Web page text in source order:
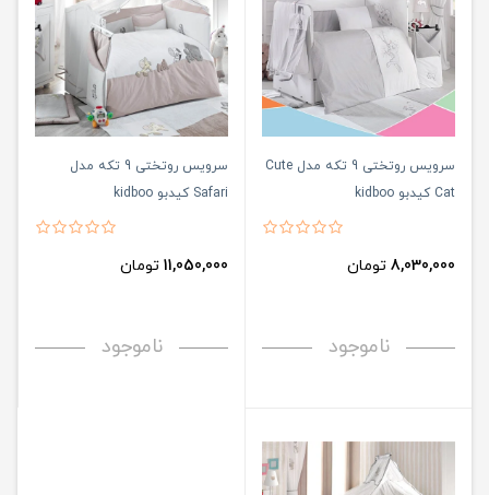
سرویس روتختی 9 تکه مدل Cute
Cat کیدبو kidboo
8,030,000 تومان
ناموجود
سرویس روتختی 9 تکه مدل
Safari کیدبو kidboo
11,050,000 تومان
ناموجود